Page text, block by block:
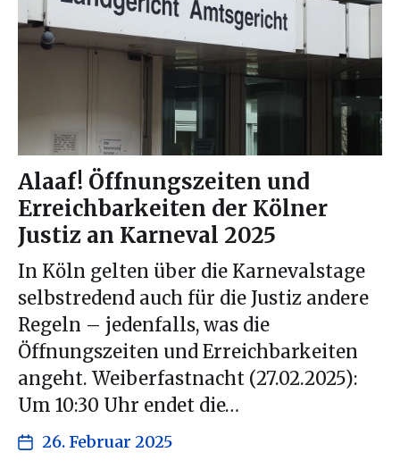
Alaaf! Öffnungszeiten und
Erreichbarkeiten der Kölner
Justiz an Karneval 2025
In Köln gelten über die Karnevalstage
selbstredend auch für die Justiz andere
Regeln – jedenfalls, was die
Öffnungszeiten und Erreichbarkeiten
angeht. Weiberfastnacht (27.02.2025):
Um 10:30 Uhr endet die…
26. Februar 2025